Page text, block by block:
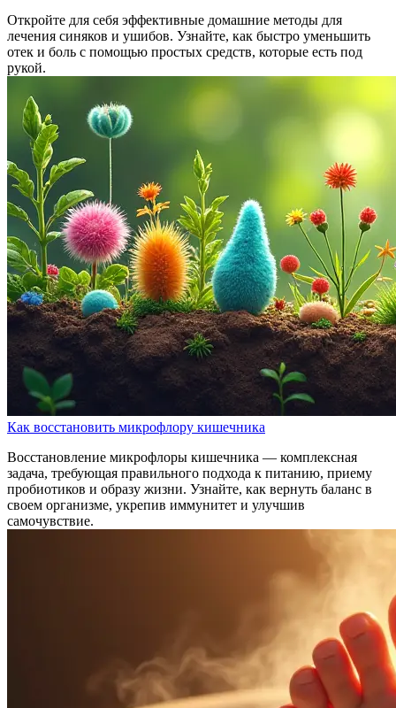
Откройте для себя эффективные домашние методы для
лечения синяков и ушибов. Узнайте, как быстро уменьшить
отек и боль с помощью простых средств, которые есть под
рукой.
Как восстановить микрофлору кишечника
Восстановление микрофлоры кишечника — комплексная
задача, требующая правильного подхода к питанию, приему
пробиотиков и образу жизни. Узнайте, как вернуть баланс в
своем организме, укрепив иммунитет и улучшив
самочувствие.